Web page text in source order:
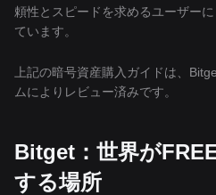
頼性とスピードを求めるユーザー
ています。
上記の暗号資産購入ガイドは、
ムによりレビュー済みです。
Bitget：世界が
する場所